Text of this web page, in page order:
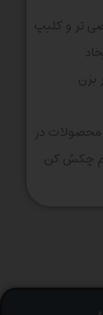
تر و کلیپ
محصولات در
چکش کن